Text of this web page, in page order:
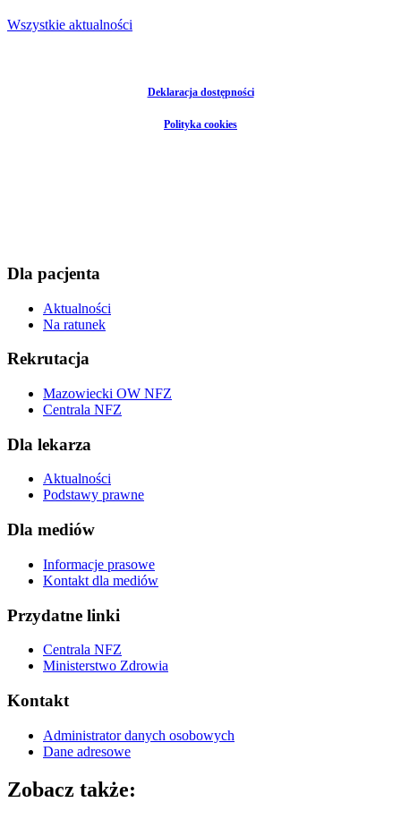
Wszystkie aktualności
Deklaracja dostępności
Polityka cookies
Dla pacjenta
Aktualności
Na ratunek
Rekrutacja
Mazowiecki OW NFZ
Centrala NFZ
Dla lekarza
Aktualności
Podstawy prawne
Dla mediów
Informacje prasowe
Kontakt dla mediów
Przydatne linki
Centrala NFZ
Ministerstwo Zdrowia
Kontakt
Administrator danych osobowych
Dane adresowe
Zobacz także: